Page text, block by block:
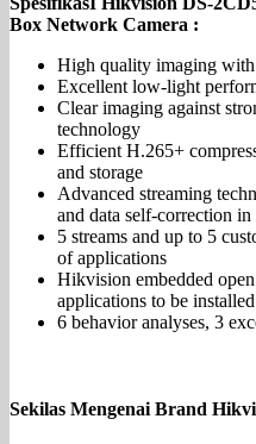
Box Network Camera :
High quality imaging
Excellent low-light
Clear imaging against
technology
Efficient H.265+
and storage
Advanced streaming
and data self-correction
5 streams and up to 5
of applications
Hikvision embedded
applications to be
6 behavior analyses, 3
Sekilas Mengenai Brand